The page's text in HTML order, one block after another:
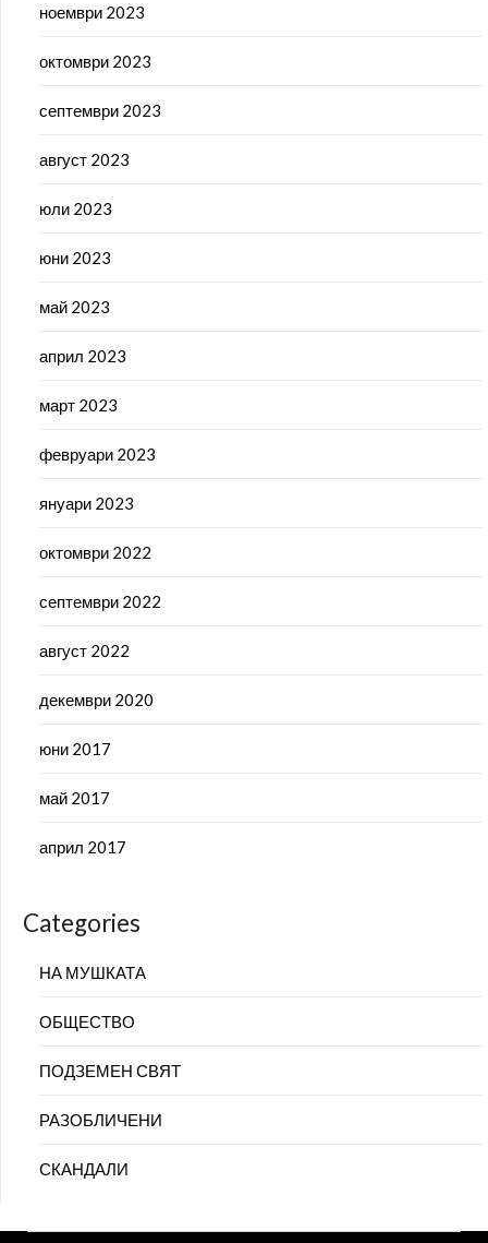
ноември 2023
октомври 2023
септември 2023
август 2023
юли 2023
юни 2023
май 2023
април 2023
март 2023
февруари 2023
януари 2023
октомври 2022
септември 2022
август 2022
декември 2020
юни 2017
май 2017
април 2017
Categories
НА МУШКАТА
ОБЩЕСТВО
ПОДЗЕМЕН СВЯТ
РАЗОБЛИЧЕНИ
СКАНДАЛИ